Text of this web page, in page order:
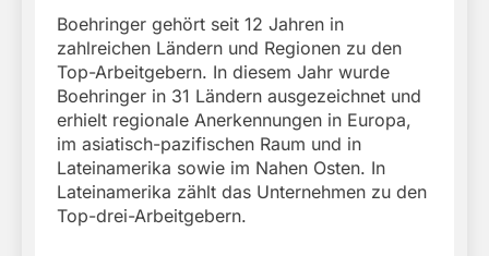
Boehringer gehört seit 12 Jahren in
zahlreichen Ländern und Regionen zu den
Top-Arbeitgebern. In diesem Jahr wurde
Boehringer in 31 Ländern ausgezeichnet und
erhielt regionale Anerkennungen in Europa,
im asiatisch-pazifischen Raum und in
Lateinamerika sowie im Nahen Osten. In
Lateinamerika zählt das Unternehmen zu den
Top-drei-Arbeitgebern.